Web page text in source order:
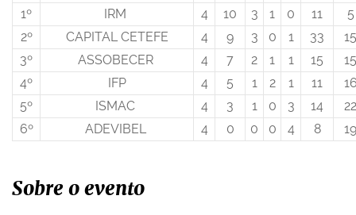
1º
IRM 4 10 3 1 0 11
5
2º
CAPITAL CETEFE 4 9 3 0 1 33
15
3º
ASSOBECER 4 7 2 1 1 15
15
4º
IFP 4 5 1 2 1 11
5º
ISMAC 4 3 1 0 3 14
22
6º
ADEVIBEL 4 0 0 0 4 8 19
Sobre o evento